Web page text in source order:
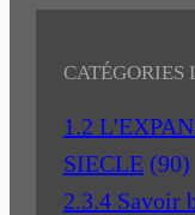
CATÉGORIES
1.2
SIECLE (90)
2.3.4 Savoir